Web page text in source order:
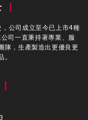
公司成立至今已上市4種
司一直秉持著專業、服
隊，生產製造出更優良更